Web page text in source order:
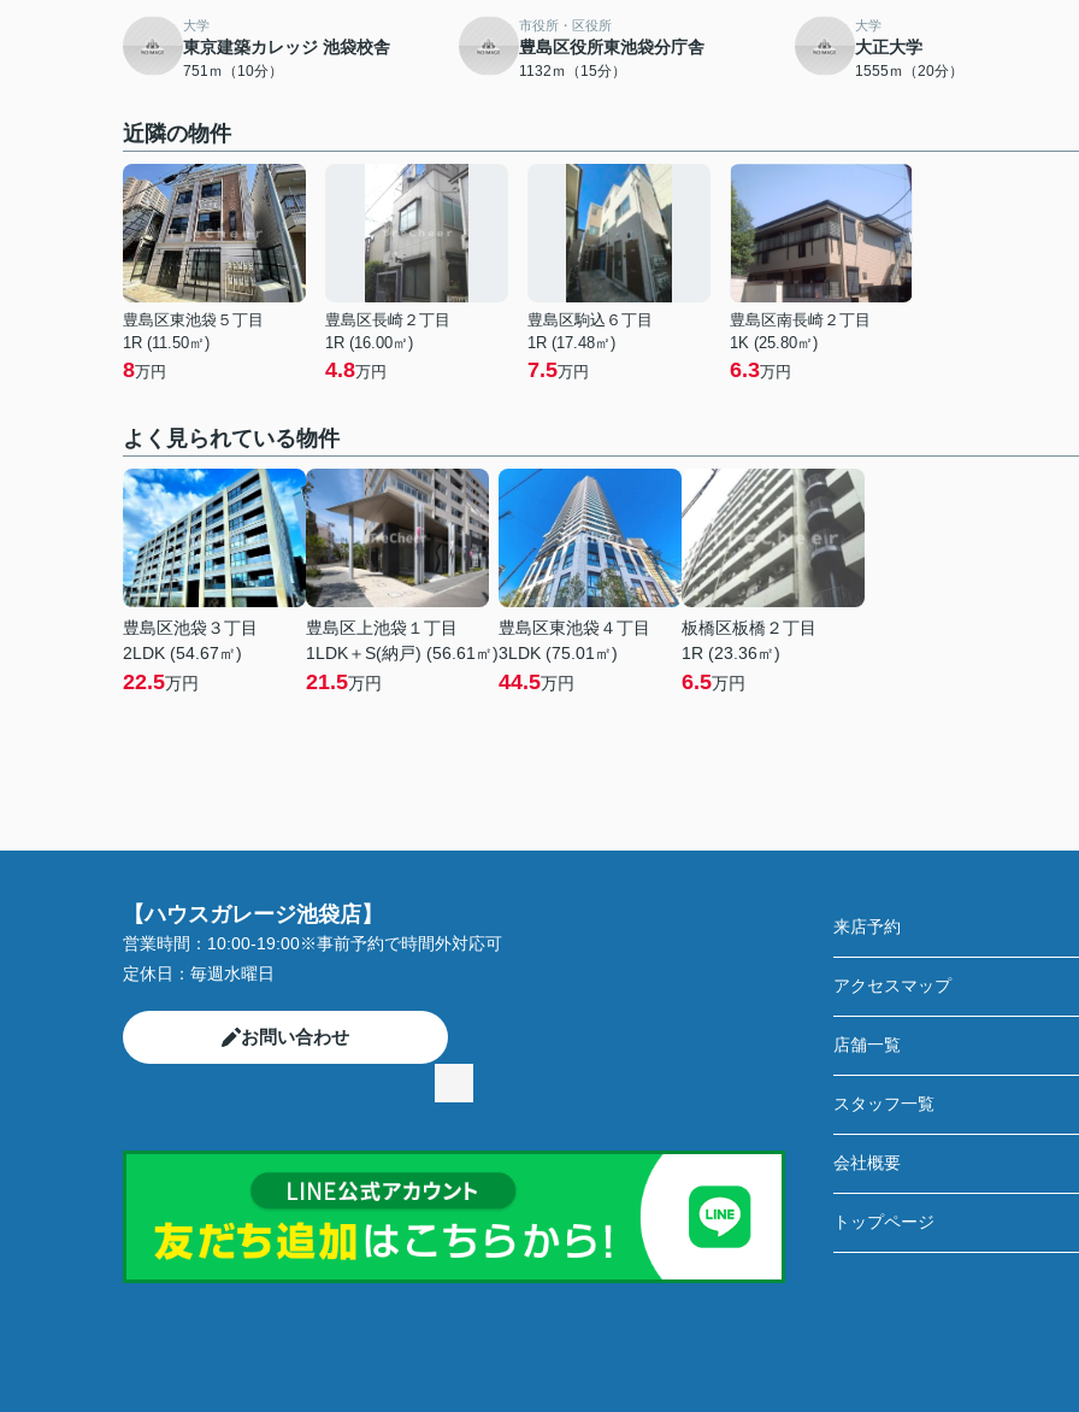
大学
東京建築カレッジ 池袋校舎
751ｍ（10分）
市役所・区役所
豊島区役所東池袋分庁舎
1132ｍ（15分）
大学
大正大学
1555ｍ（20分）
近隣の物件
豊島区東池袋５丁目
1R (11.50㎡)
8万円
豊島区長崎２丁目
1R (16.00㎡)
4.8万円
豊島区駒込６丁目
1R (17.48㎡)
7.5万円
豊島区南長崎２丁目
1K (25.80㎡)
6.3万円
よく見られている物件
豊島区池袋３丁目
2LDK (54.67㎡)
22.5万円
豊島区上池袋１丁目
1LDK＋S(納戸) (56.61㎡)
21.5万円
豊島区東池袋４丁目
3LDK (75.01㎡)
44.5万円
板橋区板橋２丁目
1R (23.36㎡)
6.5万円
【ハウスガレージ池袋店】
営業時間： 10:00-19:00※事前予約で時間外対応可
定休日： 毎週水曜日
お問い合わせ
来店予約
アクセスマップ
店舗一覧
スタッフ一覧
会社概要
トップページ